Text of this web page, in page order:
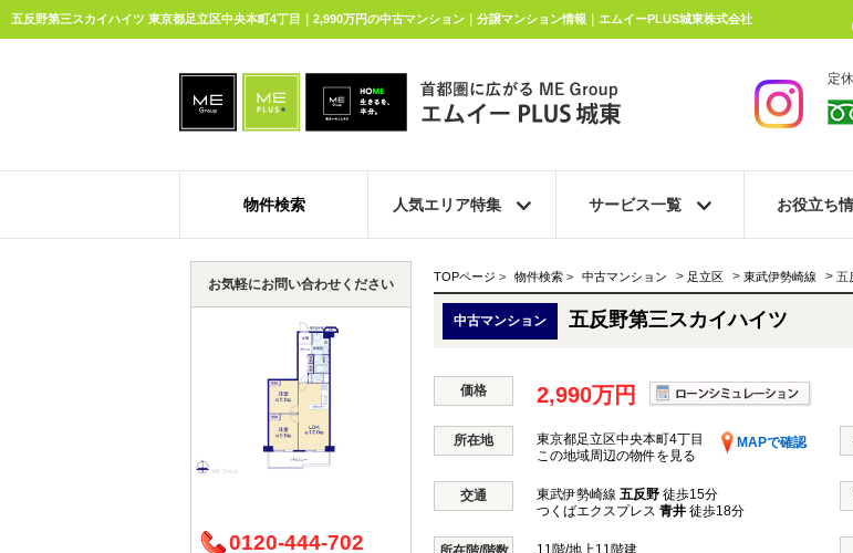
五反野第三スカイハイツ 東京都足立区中央本町4丁目｜2,990万円の中古マンション｜分譲マンション情報｜エムイーPLUS城東株式会社
定
物件検索 人気エリア特集 サービス一覧 お役立ち
TOPページ > 物件検索 > 中古マンション > 足立区 > 東武伊勢崎線 > 五
中古マンション 五反野第三スカイハイツ
価格 2,990万円
所在地 東京都足立区中央本町4丁目
MAPで確認
この地域周辺の物件を見る
交通 東武伊勢崎線 五反野 徒歩15分
つくばエクスプレス 青井 徒歩18分
11階/地上11階建
お気軽にお問い合わせください
0120-444-702